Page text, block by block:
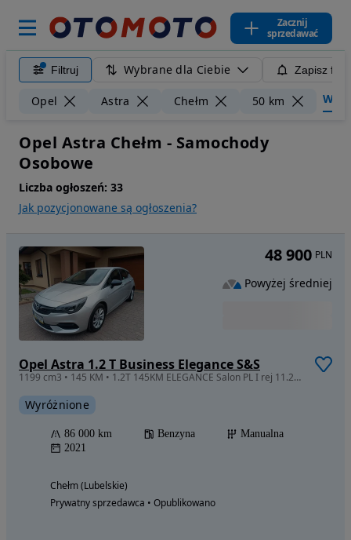
Zacznij
sprzedawać
Filtruj Wybrane dla Ciebie Zapisz
Opel Astra Chełm 50 km
Opel Astra Chełm - Samochody
Osobowe
Liczba ogłoszeń: 33
Jak pozycjonowane są ogłoszenia?
Opel Astra 1.2 T Business Elegance S&S
1199 cm3 • 145 KM • 1.2T 145KM ELEGANCE Salon PL I rej 11.2021 JAK NOWY
Wyróżnione
86 000 km Benzyna
Manualna
2021
Chełm (Lubelskie)
Prywatny sprzedawca • Opublikowano
48 900 PLN
Powyżej średniej